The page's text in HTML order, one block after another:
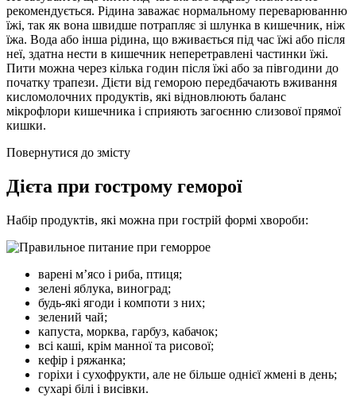
рекомендується. Рідина заважає нормальному переварюванню
їжі, так як вона швидше потрапляє зі шлунка в кишечник, ніж
їжа. Вода або інша рідина, що вживається під час їжі або після
неї, здатна нести в кишечник неперетравлені частинки їжі.
Пити можна через кілька годин після їжі або за півгодини до
початку трапези. Дієти від геморою передбачають вживання
кисломолочних продуктів, які відновлюють баланс
мікрофлори кишечника і сприяють загоєнню слизової прямої
кишки.
Повернутися до змісту
Дієта при гострому геморої
Набір продуктів, які можна при гострій формі хвороби:
варені м’ясо і риба, птиця;
зелені яблука, виноград;
будь-які ягоди і компоти з них;
зелений чай;
капуста, морква, гарбуз, кабачок;
всі каші, крім манної та рисової;
кефір і ряжанка;
горіхи і сухофрукти, але не більше однієї жмені в день;
сухарі білі і висівки.